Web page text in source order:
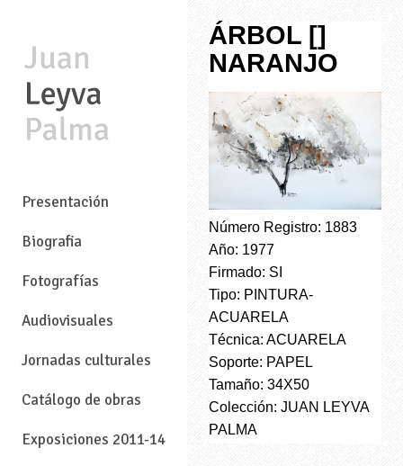
Presentación
Biografia
Fotografías
Audiovisuales
Jornadas culturales
Catálogo de obras
Exposiciones 2011-14
ÁRBOL []
NARANJO
Número Registro: 1883
Año: 1977
Firmado: SI
Tipo: PINTURA-
ACUARELA
Técnica: ACUARELA
Soporte: PAPEL
Tamaño: 34X50
Colección: JUAN LEYVA
PALMA